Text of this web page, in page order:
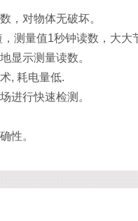
，对物体无破坏。
测量值1秒钟读数，大大
显示测量读数。
, 耗电量低.
进行快速检测。
性。